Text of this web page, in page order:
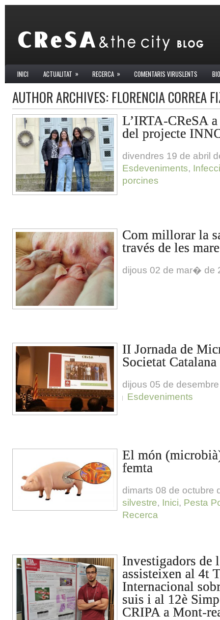
INICI ACTUALITAT » RECERCA » COMENTARIS VIRUSLENTS
AUTHOR ARCHIVES: FLORENCIA CORREA
L’IRTA-CReSA
del projecte
divendres 19 de abril
Esdeveniments,
porcines
Com millorar la
través de les
dijous 02 de mar� de
II Jornada de
Societat
dijous 05 de
Esdeveniments
El món
femta
dimarts 08 de octubre
silvestre, Inici, Pesta
Recerca
Investigadors de
assisteixen al 4t
Internacional
suis i al 12è
CRIPA a Mont-